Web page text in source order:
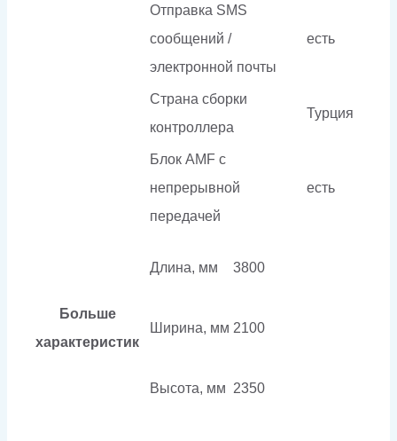
Отправка SMS
сообщений /
электронной почты
есть
Страна сборки
контроллера
Турция
Блок AMF с
непрерывной
передачей
есть
Больше
характеристик
Длина, мм 3800
Ширина, мм 2100
Высота, мм 2350